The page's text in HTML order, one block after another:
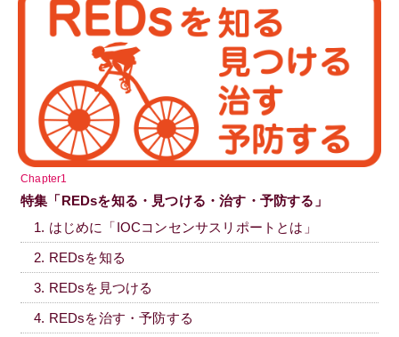
Chapter1
特集「REDsを知る・見つける・治す・予防する」
1. はじめに「IOCコンセンサスリポートとは」
2. REDsを知る
3. REDsを見つける
4. REDsを治す・予防する